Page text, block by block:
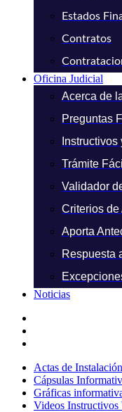
Estados
Contratos
Oficina Judicial
Acerca de
Preguntas
Trámite Fácil
Validador
Criterios
Aporta
Respuesta
Noticias
Actas de
Cápsulas
Gráficas
Videos Instructivos